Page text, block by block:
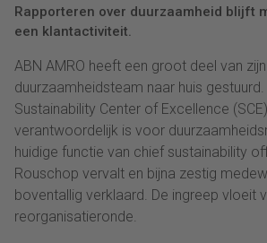
Rapporteren over duurzaamheid blijft
een klantactiviteit.
ABN AMRO heeft een groot deel van zijn
duurzaamheidsteam naar huis
Sustainability Center of Excellence
verantwoordelijk is voor
huidige functie van chief sustainability
Rouschop vervalt en bijna zestig
boventallig verklaard. De ingreep vloeit
reorganisatieronde.